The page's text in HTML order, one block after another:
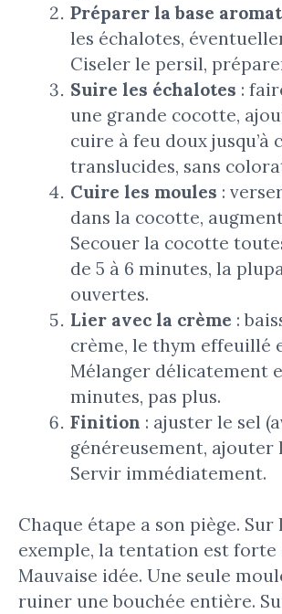
Préparer la base
les échalotes,
Ciseler le persil,
Suire les échalotes :
une grande cocotte,
cuire à feu doux jusqu’à
translucides, sans
Cuire les moules :
dans la cocotte,
Secouer la cocotte
de 5 à 6 minutes, la
ouvertes.
Lier avec la crème :
crème, le thym effeuillé
Mélanger délicatement
minutes, pas plus.
Finition : ajuster le sel
généreusement,
Servir immédiatement.
Chaque étape a son piège.
exemple, la tentation est forte
Mauvaise idée. Une seule
ruiner une bouchée entière.